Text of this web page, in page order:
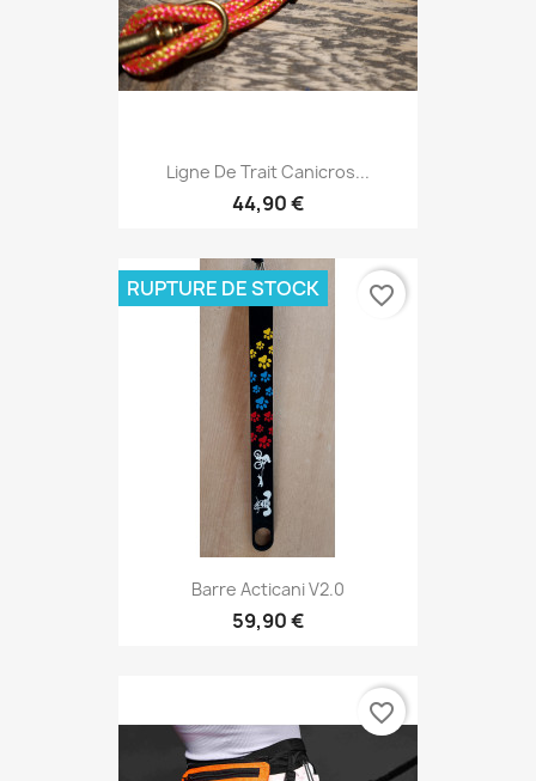
Ligne De Trait Canicros...
44,90 €
Barre Acticani V2.0
59,90 €
RUPTURE DE STOCK favorite_border
favorite_border